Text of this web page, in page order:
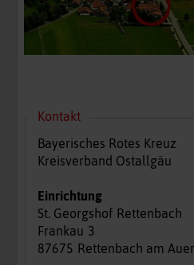
Kontakt
Bayerisches Rotes Kreuz
Kreisverband Ostallgäu
Einrichtung
St. Georgshof Rettenbach
Frankau 3
87675 Rettenbach am